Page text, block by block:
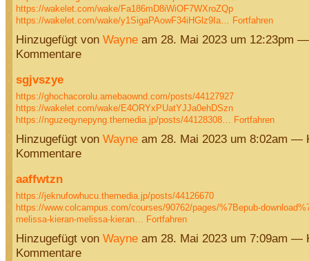
https://wakelet.com/wake/Fa186mD8iWiOF7WXroZQp
https://wakelet.com/wake/y1SigaPAowF34iHGlz9Ia…
Fortfahren
Hinzugefügt von Wayneam 28. Mai 2023 um 12:23pm
Kommentare
sgjvszye
https://ghochacorolu.amebaownd.com/posts/44127927
https://wakelet.com/wake/E4ORYxPUatYJJa0ehDSzn
https://nguzeqynepyng.themedia.jp/posts/44128308…
Fortfahren
Hinzugefügt von Wayneam 28. Mai 2023 um 8:02am —
Kommentare
aaffwtzn
https://jeknufowhucu.themedia.jp/posts/44126670
https://www.colcampus.com/courses/90762/pages/%7Bepub-
melissa-kieran-melissa-kieran…
Fortfahren
Hinzugefügt von Wayneam 28. Mai 2023 um 7:09am —
Kommentare